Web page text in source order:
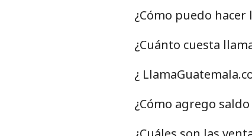
¿Cómo puedo
¿Cuánto cuesta
¿
¿Cómo agrego